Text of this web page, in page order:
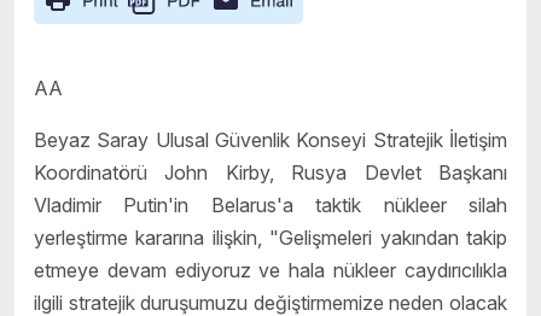
AA
Beyaz Saray Ulusal Güvenlik Konseyi Stratejik İletişim
Koordinatörü John Kirby, Rusya Devlet Başkanı
Vladimir Putin'in Belarus'a taktik nükleer silah
yerleştirme kararına ilişkin, "Gelişmeleri yakından takip
etmeye devam ediyoruz ve hala nükleer caydırıcılıkla
ilgili stratejik duruşumuzu değiştirmemize neden olacak